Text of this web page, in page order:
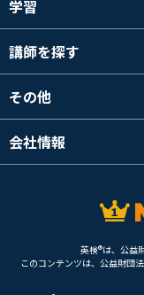
学習
講師を探す
その他
会社情報
英検®は、公益
このコンテンツは、公益財団